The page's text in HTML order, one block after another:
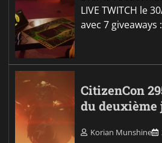
LIVE TWITCH le
avec 7 giveaways
CitizenCon
du deuxième
Korian Munshine